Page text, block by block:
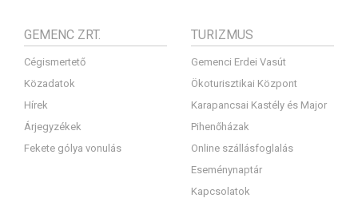
GEMENC ZRT.
Cégismertető
Közadatok
Hírek
Árjegyzékek
Fekete gólya vonulás
TURIZMUS
Gemenci Erdei Vasút
Ökoturisztikai Központ
Karapancsai Kastély és Major
Pihenőházak
Online szállásfoglalás
Eseménynaptár
Kapcsolatok